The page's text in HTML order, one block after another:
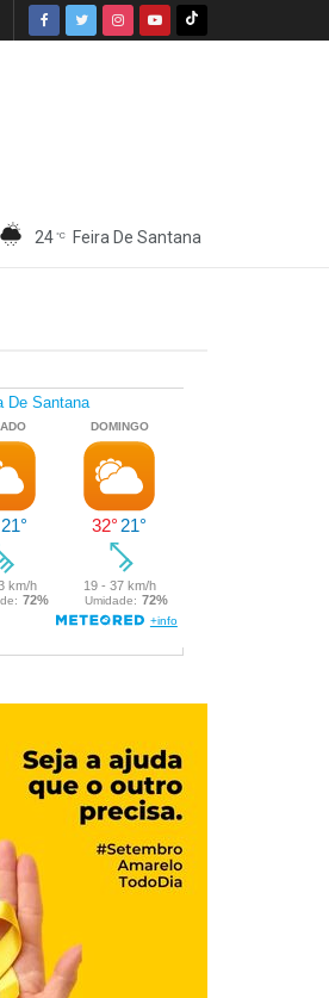
24 °C Feira De Santana